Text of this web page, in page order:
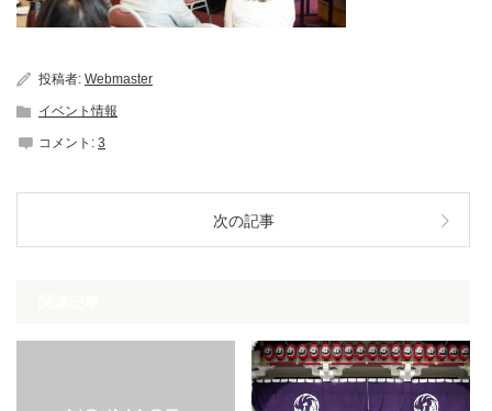
投稿者: Webmaster
イベント情報
コメント: 3
次の記事